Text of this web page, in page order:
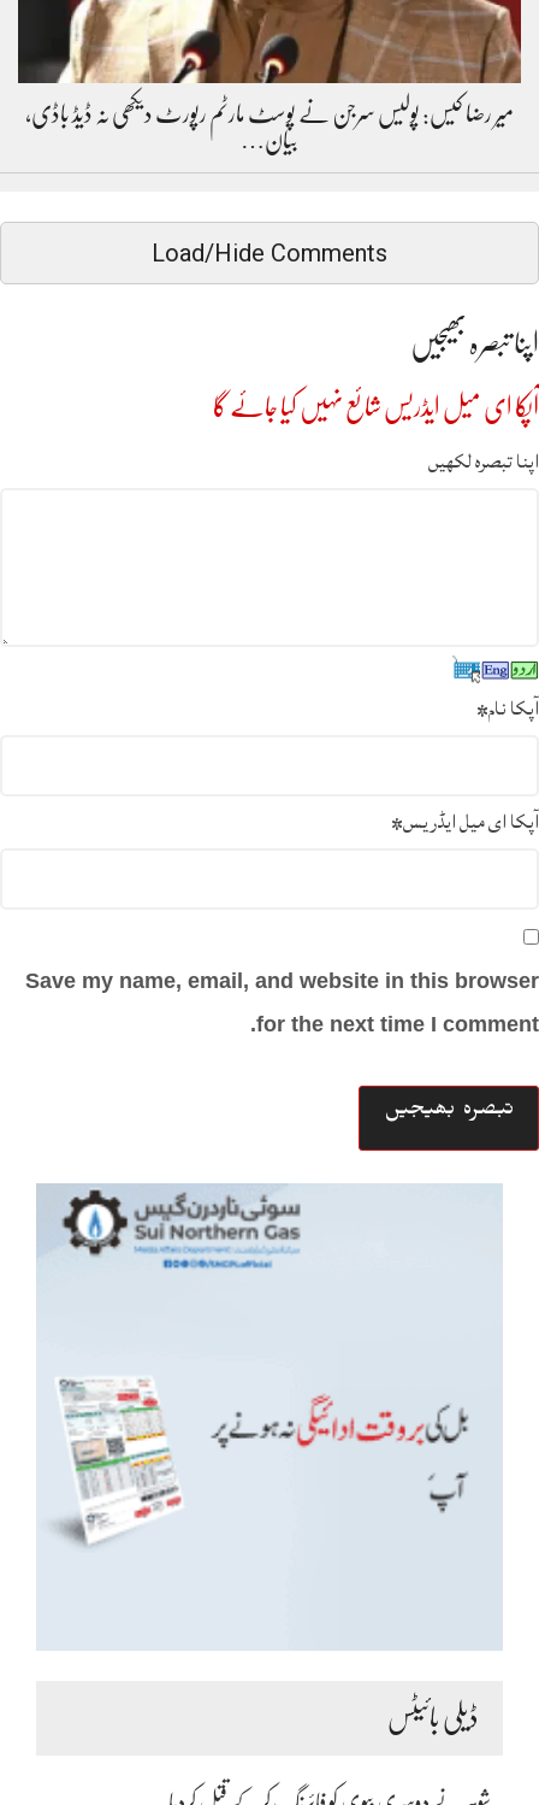
میر رضا کیس: پولیس سرجن نے پوسٹ مارٹم رپورٹ دیکھی نہ ڈیڈ باڈی،
بیان…
Load/Hide Comments
اپنا تبصرہ بھیجیں
آپکا ای میل ایڈریس شائع نہیں کیا جائے گا
اپنا تبصرہ لکھیں
آپکا نام*
آپکا ای میل ایڈریس*
Save my name, email, and website in this browser
for the next time I comment.
ڈیلی بائیٹس